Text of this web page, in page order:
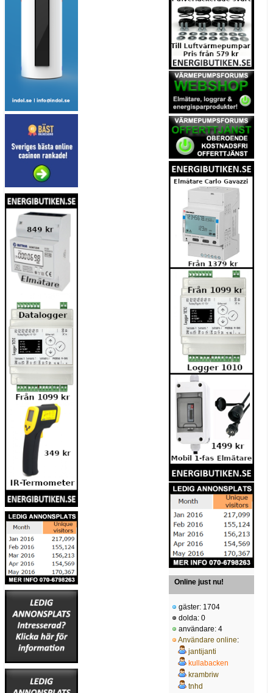
Online just nu!
gäster: 1704
dolda: 0
användare: 4
Användare online:
jantijanti
kullabacken
krambriw
tnhd